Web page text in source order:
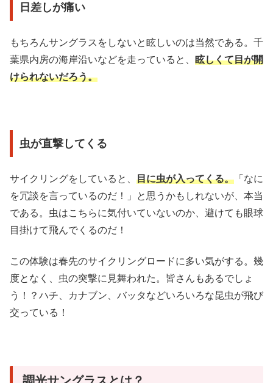
日差しが痛い
もちろんサングラスをしないと眩しいのは当然である。千
葉県内房の海岸沿いなどを走っていると、 眩しくて目が開
けられないだろう。
虫が直撃してくる
サイクリングをしていると、 目に虫が入ってくる。 「なに
を冗談を言っているのだ！」と思うかもしれないが、本当
である。虫はこちらに気付いていないのか、避けても眼球
目掛けて飛んでくるのだ！
この体験は春先のサイクリングロードに多い気がする。幾
度となく、虫の突撃に見舞われた。皆さんもあるでしょ
う！？ハチ、カナブン、バッタなどいろいろな昆虫が飛び
交っている！
調光サングラスとは？